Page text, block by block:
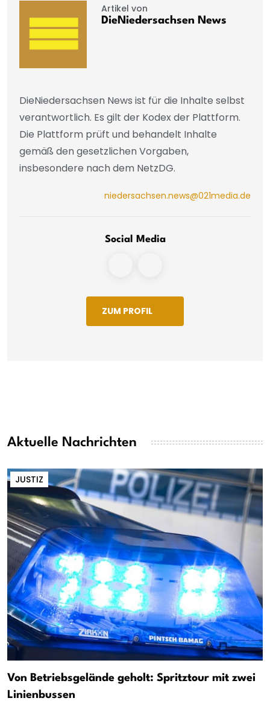
Artikel von
DieNiedersachsen News
DieNiedersachsen News ist für die Inhalte selbst
verantwortlich. Es gilt der Kodex der Plattform.
Die Plattform prüft und behandelt Inhalte
gemäß den gesetzlichen Vorgaben,
insbesondere nach dem NetzDG.
niedersachsen.news@021media.de
Social Media
ZUM PROFIL
Aktuelle Nachrichten
JUSTIZ
Von Betriebsgelände geholt: Spritztour mit zwei
Linienbussen